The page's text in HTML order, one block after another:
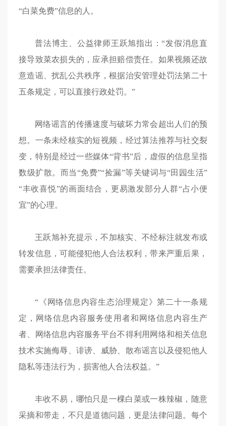
“白菜免费”信息的人。
普法博主、公益律师王跃旭指出：“发假消息直
接导致菜农损失的，应承担赔偿责任。如果视频还故
意造谣、扰乱公共秩序，根据治安管理处罚法第二十
五条规定，可以直接行政处罚。”
网络谣言的传播速度与破坏力常会超出人们的预
想。一条未经核实的短视频，经过算法推荐与社交裂
变，特别是经过一些媒体“背书”后，虚假的信息呈指
数级扩散。而当“免费”“捡漏”等关键词与“田园生活”
“丰收喜悦”的画面结合，更易激发部分人群“占小便
宜”的心理。
王跃旭补充提示，不加核实、不经标注就发布或
转发信息，可能侵犯他人合法权利，带来严重后果，
需要承担法律责任。
“《网络信息内容生态治理规定》第二十一条规
定，网络信息内容服务使用者和网络信息内容生产
者、网络信息内容服务平台不得利用网络和相关信息
技术实施侮辱、诽谤、威胁、散布谣言以及侵犯他人
隐私等违法行为，损害他人合法权益。”
丰收不易，哪怕只是一棵白菜或一株辣椒，随意
采摘和带走，不只是道德问题，更是法律问题。每个